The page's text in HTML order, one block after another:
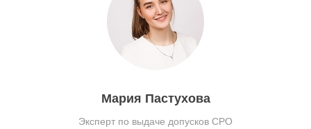
Мария Пастухова
Эксперт по выдаче допусков СРО